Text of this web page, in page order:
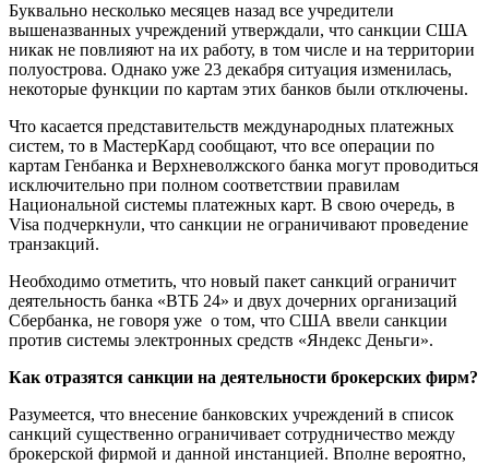
Буквально несколько месяцев назад все учредители
вышеназванных учреждений утверждали, что санкции США
никак не повлияют на их работу, в том числе и на территории
полуострова. Однако уже 23 декабря ситуация изменилась,
некоторые функции по картам этих банков были отключены.
Что касается представительств международных платежных
систем, то в МастерКард сообщают, что все операции по
картам Генбанка и Верхневолжского банка могут проводиться
исключительно при полном соответствии правилам
Национальной системы платежных карт. В свою очередь, в
Visa подчеркнули, что санкции не ограничивают проведение
транзакций.
Необходимо отметить, что новый пакет санкций ограничит
деятельность банка «ВТБ 24» и двух дочерних организаций
Сбербанка, не говоря уже о том, что США ввели санкции
против системы электронных средств «Яндекс Деньги».
Как отразятся санкции на деятельности брокерских фирм?
Разумеется, что внесение банковских учреждений в список
санкций существенно ограничивает сотрудничество между
брокерской фирмой и данной инстанцией. Вполне вероятно,